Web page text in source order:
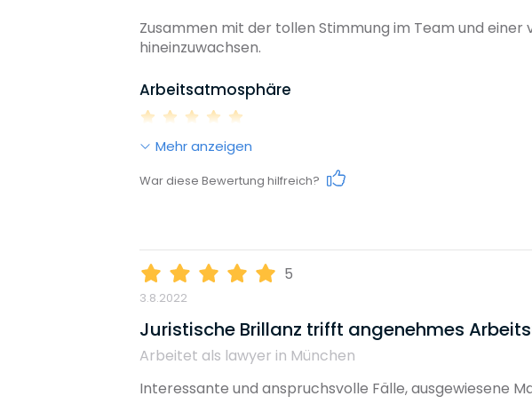
Reputation
Diversity
Coaching Familienunterstützung
Zusammen mit der tollen Stimmung im Team und
hineinzuwachsen.
Arbeitsatmosphäre
Weiterbildungsmöglichkeiten
Mehr anzeigen
War diese Bewertung hilfreich?
5
3.8.2022
Juristische Brillanz trifft angenehmes
Arbeitet als lawyer in München
Interessante und anspruchsvolle Fälle, ausgewiesene